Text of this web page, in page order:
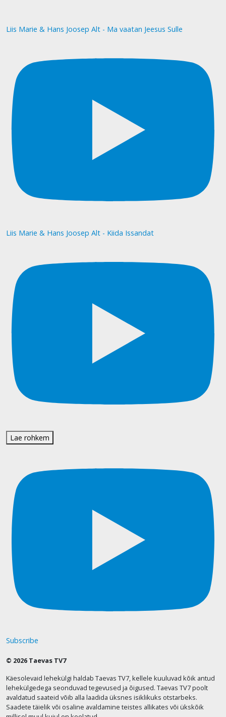
Liis Marie & Hans Joosep Alt - Ma vaatan Jeesus Sulle
Liis Marie & Hans Joosep Alt - Kiida Issandat
Lae rohkem
Subscribe
© 2026 Taevas TV7
Käesolevaid lehekülgi haldab Taevas TV7, kellele kuuluvad kõik antud
lehekülgedega seonduvad tegevused ja õigused. Taevas TV7 poolt
avaldatud saateid võib alla laadida üksnes isiklikuks otstarbeks.
Saadete täielik või osaline avaldamine teistes allikates või ükskõik